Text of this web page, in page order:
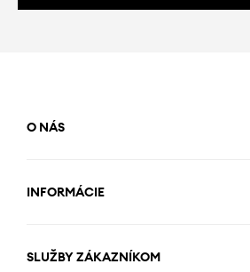
O NÁS
INFORMÁCIE
SLUŽBY ZÁKAZNÍKOM